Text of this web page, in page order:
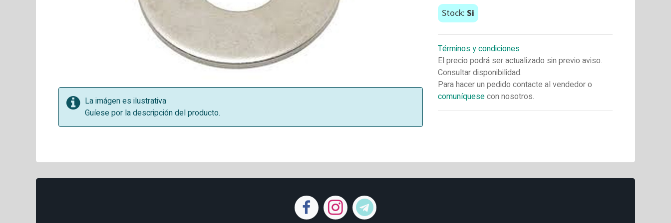
La imágen es ilustrativa
Guíese por la descripción del producto.
Stock: Si
Términos y condiciones
El precio podrá ser actualizado sin previo aviso.
Consultar disponibilidad.
Para hacer un pedido contacte al vendedor o
comuníquesecon nosotros.